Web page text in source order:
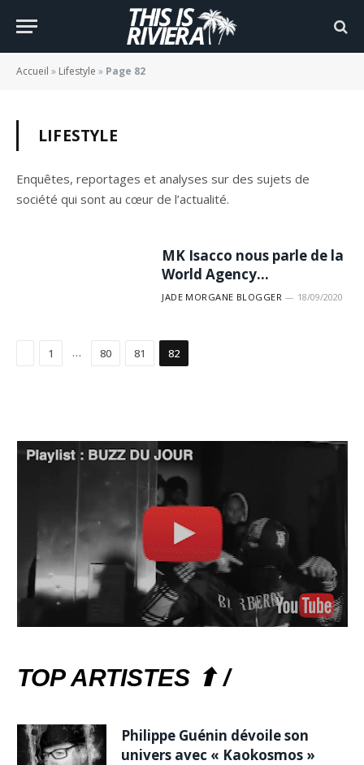
Accueil » Lifestyle » Page 82
LIFESTYLE
Enquêtes, reportages et analyses sur des sujets de
société qui sont au cœur de l’actualité.
MK Isacco nous parle de la
World Agency…
JADE MORGANE BLOGGER 18/09/2020
Précédent
1 … 80 81 82
TOP ARTISTES ⬆ /
Philippe Guénin dévoile son
univers avec « Kaokosmos »